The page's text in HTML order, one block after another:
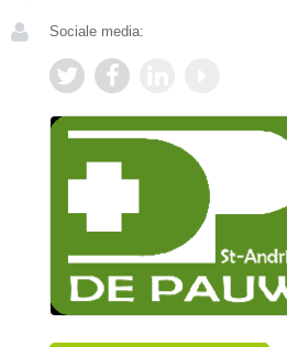
Sociale media: